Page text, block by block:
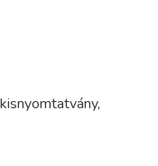
kisnyomtatvány,